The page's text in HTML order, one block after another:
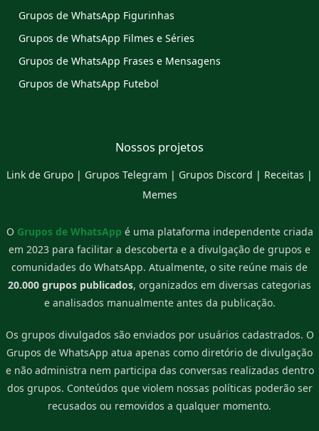
Grupos de WhatsApp Figurinhas
Grupos de WhatsApp Filmes e Séries
Grupos de WhatsApp Frases e Mensagens
Grupos de WhatsApp Futebol
Nossos projetos
Link de Grupo | Grupos Telegram | Grupos Discord | Receitas |
Memes
O Grupos de WhatsApp é uma plataforma independente criada
em 2023 para facilitar a descoberta e a divulgação de grupos e
comunidades do WhatsApp. Atualmente, o site reúne mais de
20.000 grupos publicados, organizados em diversas categorias
e analisados manualmente antes da publicação.
Os grupos divulgados são enviados por usuários cadastrados. O
Grupos de WhatsApp atua apenas como diretório de divulgação
e não administra nem participa das conversas realizadas dentro
dos grupos. Conteúdos que violem nossas políticas poderão ser
recusados ou removidos a qualquer momento.